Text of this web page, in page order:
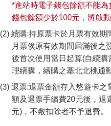
*進站時電子錢包餘額不能
錢包餘額少於100元，將啟
續購:持原票卡於月票有效期
月票俟原有效期間屆滿後之
後首次使用當日起算(自續
理續購，續購之基北北桃通
退票:退票金額存入悠遊卡之
額及退票手續費20元後，退
元)，不敷扣除者不予退費。